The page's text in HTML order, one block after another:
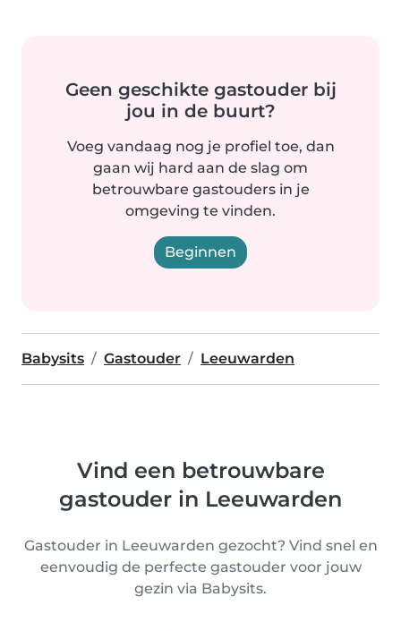
Geen geschikte gastouder bij
jou in de buurt?
Voeg vandaag nog je profiel toe, dan
gaan wij hard aan de slag om
betrouwbare gastouders in je
omgeving te vinden.
Beginnen
Babysits Gastouder Leeuwarden
Vind een betrouwbare
gastouder in Leeuwarden
Gastouder in Leeuwarden gezocht? Vind snel en
eenvoudig de perfecte gastouder voor jouw
gezin via Babysits.